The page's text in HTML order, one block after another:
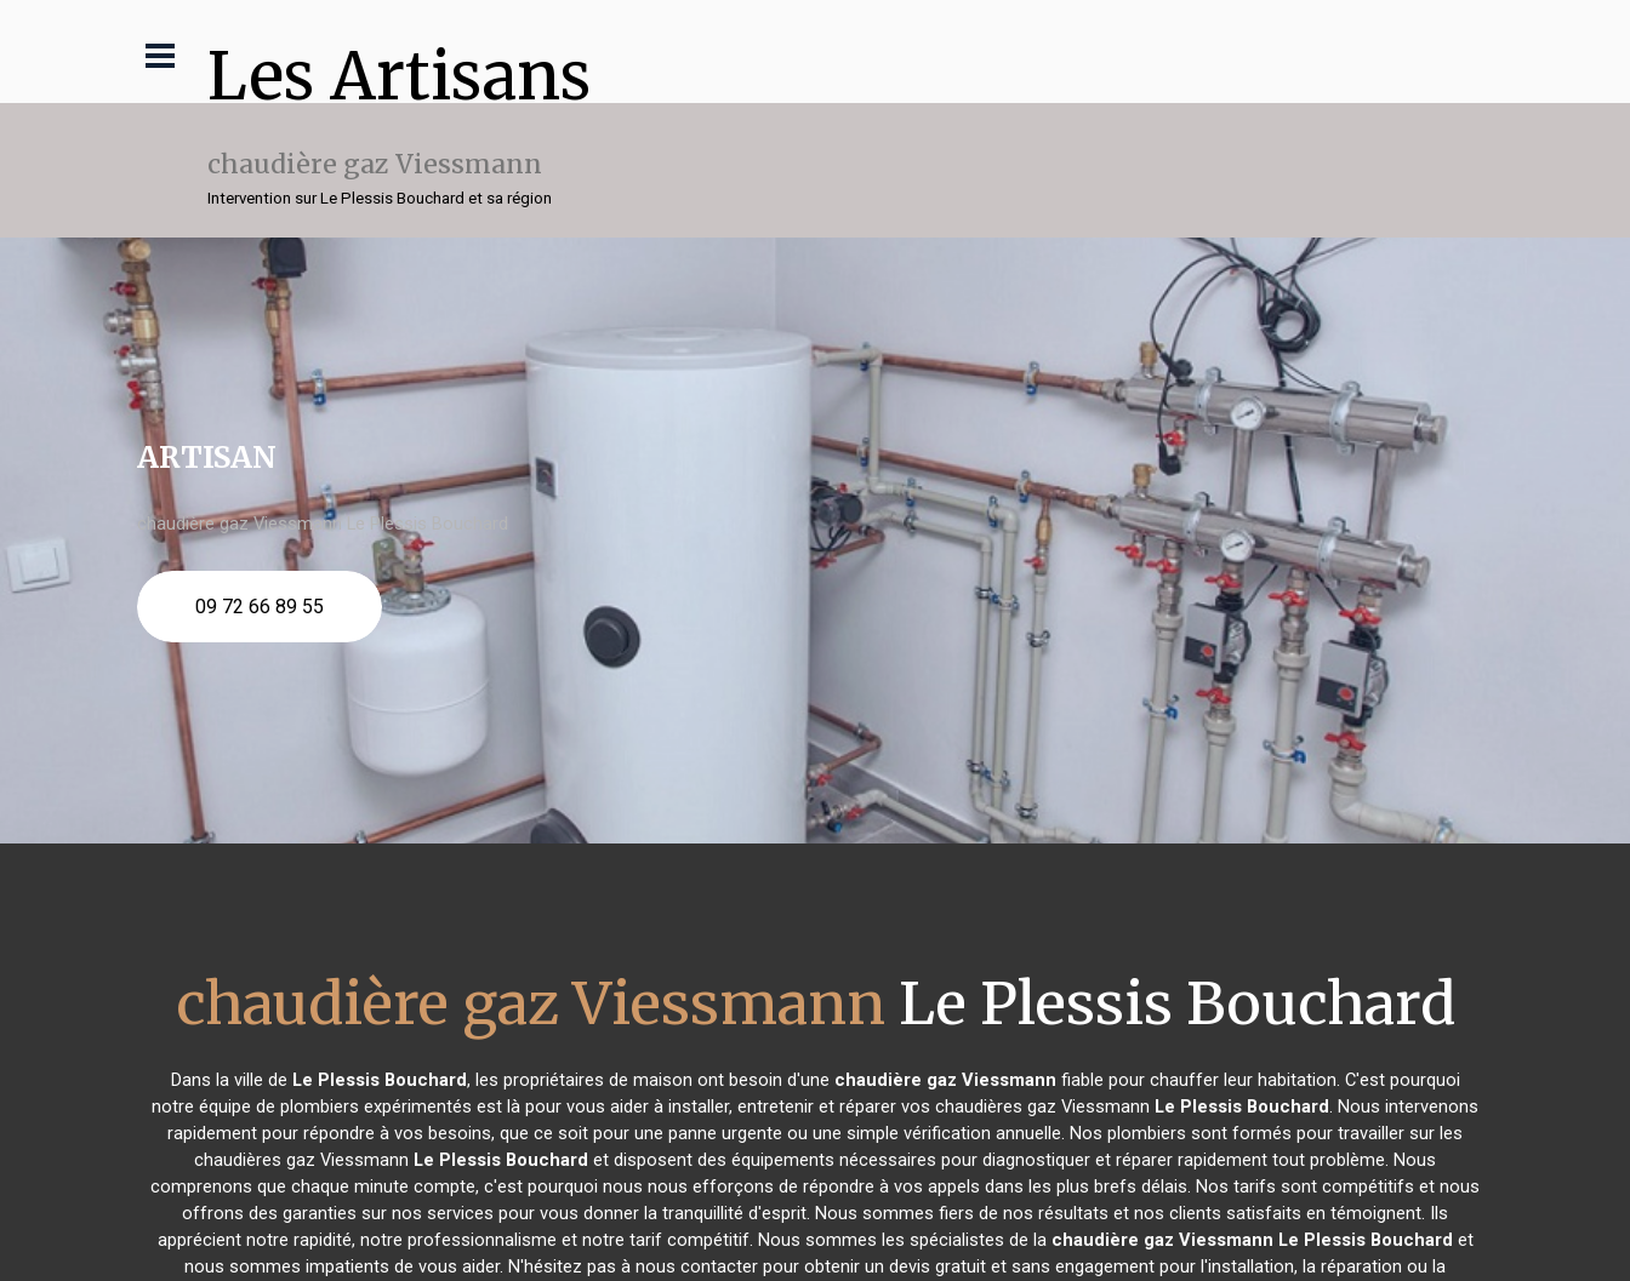
Les Artisans
chaudière gaz Viessmann
Intervention sur Le Plessis Bouchard et sa région
ARTISAN
chaudière gaz Viessmann Le Plessis Bouchard
09 72 66 89 55
chaudière gaz Viessmann Le Plessis Bouchard
Dans la ville de Le Plessis Bouchard, les propriétaires de maison ont besoin d'une chaudière gaz Viessmann fiable pour chauffer leur habitation. C'est pourquoi
notre équipe de plombiers expérimentés est là pour vous aider à installer, entretenir et réparer vos chaudières gaz Viessmann Le Plessis Bouchard. Nous intervenons
rapidement pour répondre à vos besoins, que ce soit pour une panne urgente ou une simple vérification annuelle. Nos plombiers sont formés pour travailler sur les
chaudières gaz Viessmann Le Plessis Bouchard et disposent des équipements nécessaires pour diagnostiquer et réparer rapidement tout problème. Nous
comprenons que chaque minute compte, c'est pourquoi nous nous efforçons de répondre à vos appels dans les plus brefs délais. Nos tarifs sont compétitifs et nous
offrons des garanties sur nos services pour vous donner la tranquillité d'esprit. Nous sommes fiers de nos résultats et nos clients satisfaits en témoignent. Ils
apprécient notre rapidité, notre professionnalisme et notre tarif compétitif. Nous sommes les spécialistes de la chaudière gaz Viessmann Le Plessis Bouchard et
nous sommes impatients de vous aider. N'hésitez pas à nous contacter pour obtenir un devis gratuit et sans engagement pour l'installation, la réparation ou la